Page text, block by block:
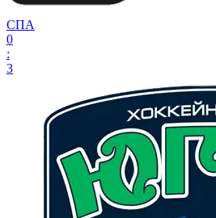
СПА
0
:
3